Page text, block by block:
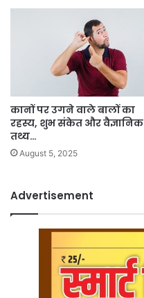
कानों पर उगने वाले बालों का
रहस्य, शुभ संकेत और वैज्ञानिक
तथ्य…
August 5, 2025
Advertisement